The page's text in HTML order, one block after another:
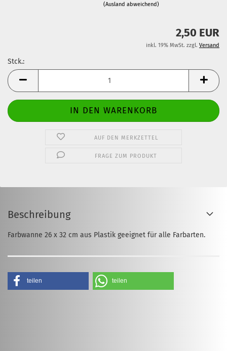
(Ausland abweichend)
2,50 EUR
inkl. 19% MwSt. zzgl. Versand
Stck.:
Stck.
AUF DEN MERKZETTEL
FRAGE ZUM PRODUKT
Beschreibung
Farbwanne 26 x 32 cm aus Plastik geeignet für alle Farbarten.
teilen teilen